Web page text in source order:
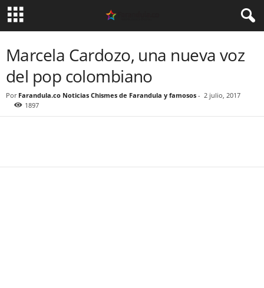
Marcela Cardozo, una nueva voz
del pop colombiano
Por Farandula.co Noticias Chismes de Farandula y famosos - 2 julio, 2017
1897